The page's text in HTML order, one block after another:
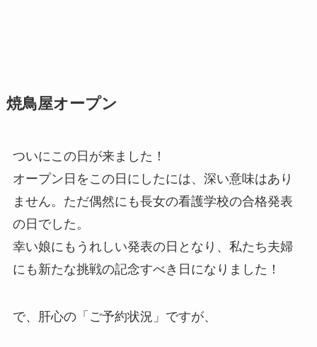
焼鳥屋オープン
ついにこの日が来ました！
オープン日をこの日にしたには、深い意味はあり
ません。ただ偶然にも長女の看護学校の合格発表
の日でした。
幸い娘にもうれしい発表の日となり、私たち夫婦
にも新たな挑戦の記念すべき日になりました！
で、肝心の「ご予約状況」ですが、